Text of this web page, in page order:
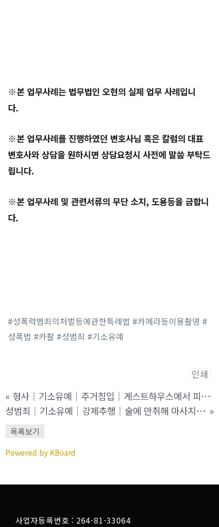
※본 업무사례는 법무법인 오현의 실제 업무 사례입니
다.
※본 업무사례를 진행하였던 변호사님 혹은 칼럼의 대표
변호사와 상담을 원하시면 상담요청시 사전에 말씀 부탁드
립니다.
※본 업무사례 및 관련서류의 무단 소지, 도용등을 금합니
다.
#성폭력범죄의처벌등에관한특례법 #카메라등이용촬영 #
성폭법 #카촬 #성범죄 #기소유예
인쇄
«
형사│기소유예│주거침입│게스트하우스에서 피해자가 투숙 중인 출입문 앞에서 손잡이를 잡아당기는 등 객실로 침입하려고 하였으나 문이 열리지 않아 미수에 그친 사건
성범죄│기소유예│강제추행│술에 만취해 마사지업소 종업원을 강제로 추행하였다는 혐의를 받고 본 법인으로 찾아주신 사건 »
목록보기
Powered by KBoard
사업자등록번호 : 264-81-33064